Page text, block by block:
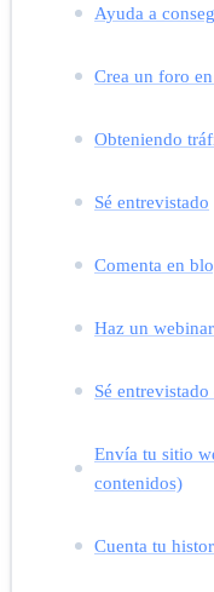
Ayuda a
Crea un foro
Obteniendo
Sé entrevistado
Comenta en
Haz un
Sé
Envía tu sitio
contenidos)
Cuenta tu